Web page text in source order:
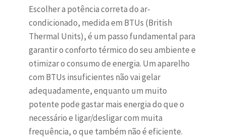
Escolher a potência correta do ar-
condicionado, medida em BTUs (British
Thermal Units), é um passo fundamental para
garantir o conforto térmico do seu ambiente e
otimizar o consumo de energia. Um aparelho
com BTUs insuficientes não vai gelar
adequadamente, enquanto um muito
potente pode gastar mais energia do que o
necessário e ligar/desligar com muita
frequência, o que também não é eficiente.